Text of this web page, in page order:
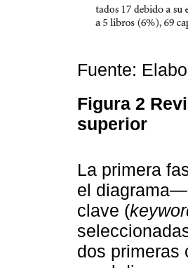
Fuente:
Figura 2
superior
La primera
el
clave (
dos primeras